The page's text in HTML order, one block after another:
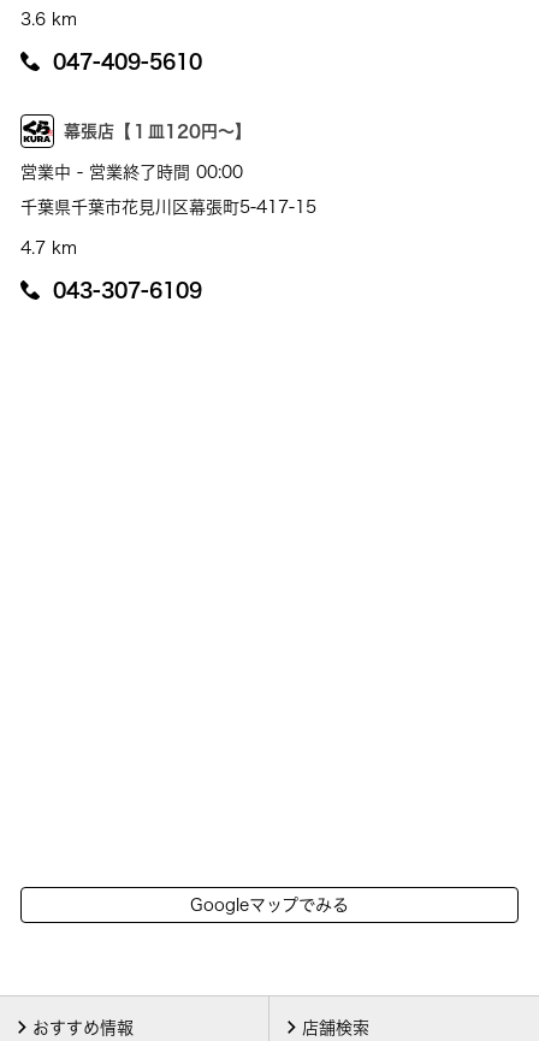
3.6 km
047-409-5610
幕張店【１皿120円～】
営業中 - 営業終了時間 00:00
千葉県千葉市花見川区幕張町5-417-15
4.7 km
043-307-6109
Googleマップでみる
おすすめ情報 店舗検索